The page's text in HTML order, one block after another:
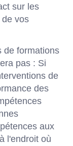
sur les
de vos
de formations
pas : Si
de
des
aux
l'endroit où